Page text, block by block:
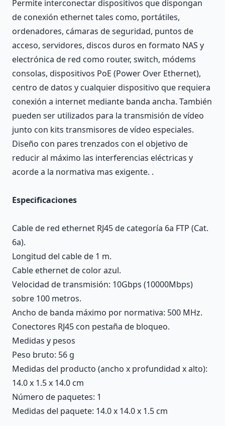
Permite interconectar dispositivos que dispongan
de conexión ethernet tales como, portátiles,
ordenadores, cámaras de seguridad, puntos de
acceso, servidores, discos duros en formato NAS y
electrónica de red como router, switch, módems
consolas, dispositivos PoE (Power Over Ethernet),
centro de datos y cualquier dispositivo que requiera
conexión a internet mediante banda ancha. También
pueden ser utilizados para la transmisión de vídeo
junto con kits transmisores de vídeo especiales.
Diseño con pares trenzados con el objetivo de
reducir al máximo las interferencias eléctricas y
acorde a la normativa mas exigente. .
Especificaciones
Cable de red ethernet RJ45 de categoría 6a FTP (Cat.
6a).
Longitud del cable de 1 m.
Cable ethernet de color azul.
Velocidad de transmisión: 10Gbps (10000Mbps)
sobre 100 metros.
Ancho de banda máximo por normativa: 500 MHz.
Conectores RJ45 con pestaña de bloqueo.
Medidas y pesos
Peso bruto: 56 g
Medidas del producto (ancho x profundidad x alto):
14.0 x 1.5 x 14.0 cm
Número de paquetes: 1
Medidas del paquete: 14.0 x 14.0 x 1.5 cm